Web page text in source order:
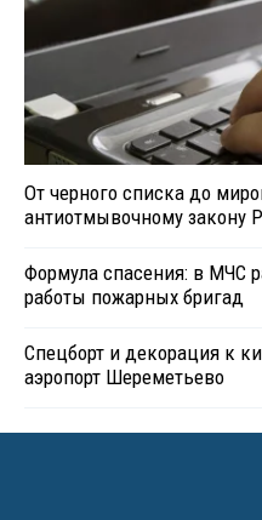
От черного списка до
антиотмывочному закону
Формула спасения: в МЧС
работы пожарных бригад
Спецборт и декорация к
аэропорт Шереметьево